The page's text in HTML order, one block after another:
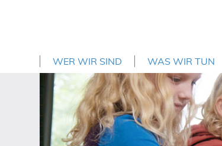
WER WIR SIND WAS WIR TUN